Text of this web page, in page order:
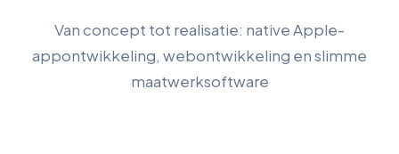
Van concept tot realisatie: native Apple-
appontwikkeling, webontwikkeling en slimme
maatwerksoftware